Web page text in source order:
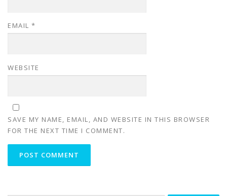
EMAIL *
WEBSITE
SAVE MY NAME, EMAIL, AND WEBSITE IN THIS BROWSER
FOR THE NEXT TIME I COMMENT.